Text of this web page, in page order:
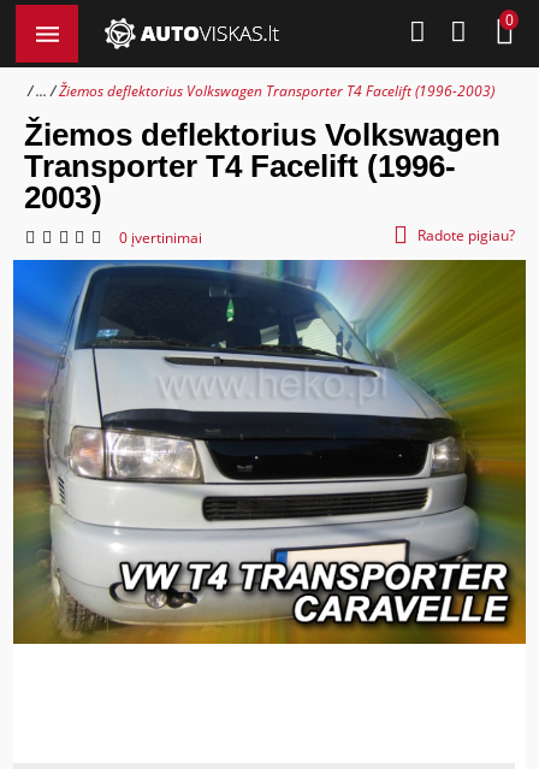
0
... Žiemos deflektorius Volkswagen Transporter T4 Facelift (1996-2003)
Žiemos deflektorius Volkswagen
Transporter T4 Facelift (1996-
2003)
0 įvertinimai Radote pigiau?